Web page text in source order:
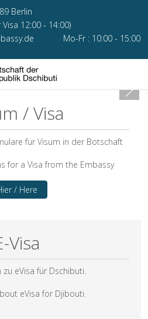
Berlin
12:00 - 14:00)
Mo-Fr : 10:00 - 15:00
/ Visa
für Visum in der Botschaft
for a Visa from the Embassy
/ Here
Visa
eVisa für Dschibuti.
eVisa for Djibouti.